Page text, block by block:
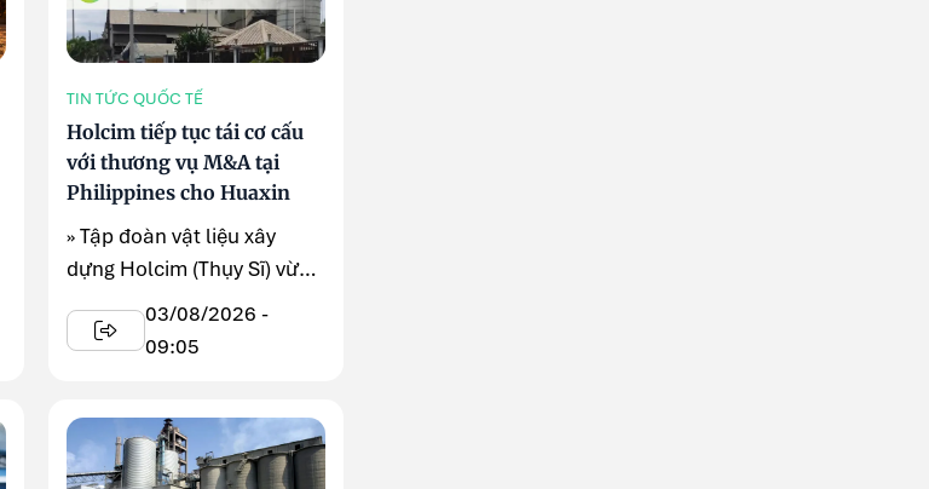
TIN TỨC QUỐC TẾ
Holcim tiếp tục tái cơ cấu
với thương vụ M&A tại
Philippines cho Huaxin
» Tập đoàn vật liệu xây
dựng Holcim (Thụy Sĩ) vừa
công bố kế hoạch bán toàn
03/08/2026 -
09:05